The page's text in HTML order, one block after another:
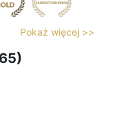
Pokaż więcej >>